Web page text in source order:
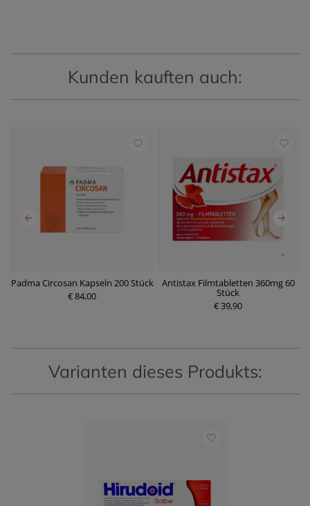
Kunden kauften auch:
Padma Circosan Kapseln 200 Stück
€ 84,00
Antistax Filmtabletten 360mg 60
Stück
€ 39,90
Varianten dieses Produkts: